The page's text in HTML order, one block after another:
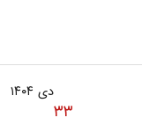
دی ۱۴۰۴
۳۳